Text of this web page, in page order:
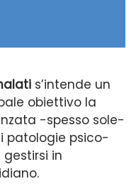
s’intende un
obiettivo la
-spesso sole-
patologie psico-
in